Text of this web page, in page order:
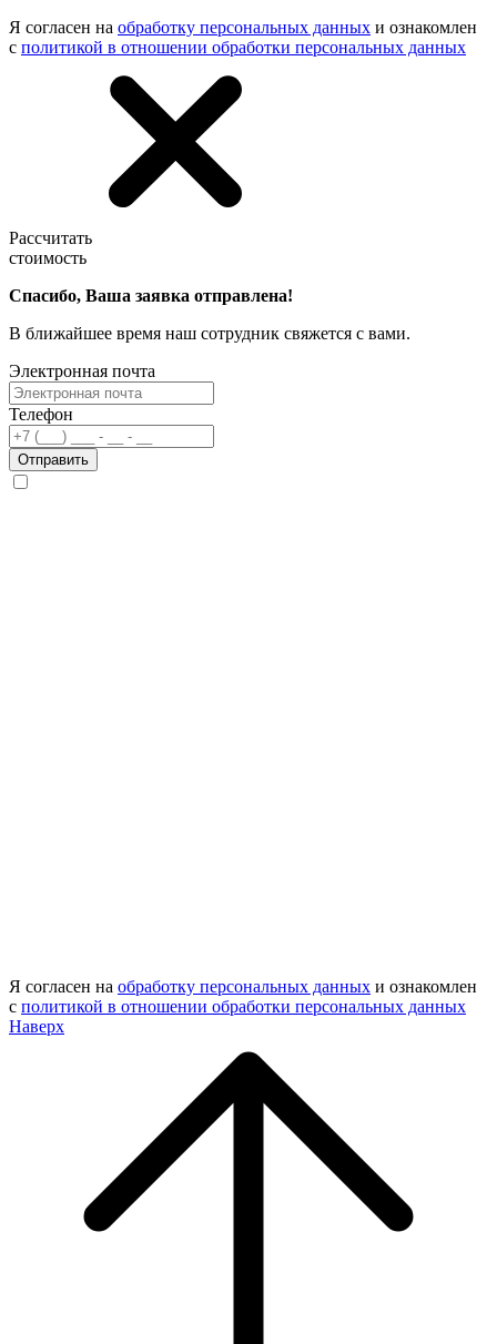
Я согласен на обработку персональных данных и ознакомлен
с политикой в отношении обработки персональных данных
Рассчитать
стоимость
Спасибо, Ваша заявка отправлена!
В ближайшее время наш сотрудник свяжется с вами.
Электронная почта
Телефон
Отправить
Я согласен на обработку персональных данных и ознакомлен
с политикой в отношении обработки персональных данных
Наверх